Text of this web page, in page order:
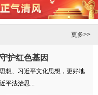
更多>>
护红色基因
想、习近平文化思想，更好地
平法治思...